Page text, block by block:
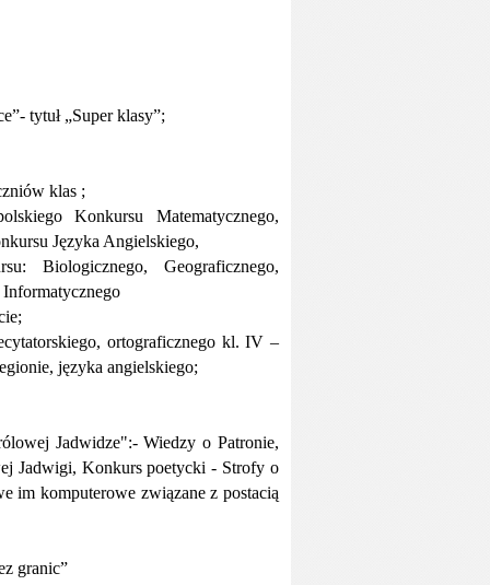
tytuł „Super klasy”;
klas ;
Konkursu Matematycznego,
Języka Angielskiego,
Biologicznego, Geograficznego,
ortograficznego kl. IV –
języka angielskiego;
Jadwidze":- Wiedzy o Patronie,
Jadwigi, Konkurs poetycki - Strofy o
im komputerowe związane z postacią
granic”